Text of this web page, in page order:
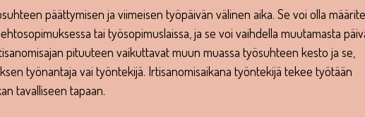
päättymisen ja viimeisen työpäivän välinen aika. Se voi olla
tai työsopimuslaissa, ja se voi vaihdella muutamasta
pituuteen vaikuttavat muun muassa työsuhteen kesto ja se,
työnantaja vai työntekijä. Irtisanomisaikana työntekijä tekee työtään
tavalliseen tapaan.